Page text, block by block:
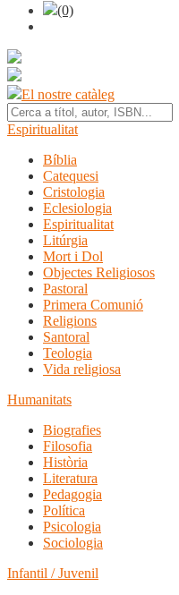
(0)
El nostre catàleg
Espiritualitat
Bíblia
Catequesi
Cristologia
Eclesiologia
Espiritualitat
Litúrgia
Mort i Dol
Objectes Religiosos
Pastoral
Primera Comunió
Religions
Santoral
Teologia
Vida religiosa
Humanitats
Biografies
Filosofia
Història
Literatura
Pedagogia
Política
Psicologia
Sociologia
Infantil / Juvenil